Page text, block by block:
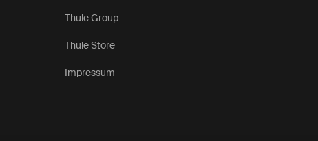
Thule Group
Thule Store
Impressum